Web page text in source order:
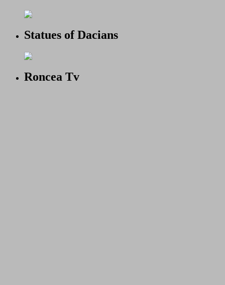
Statues of Dacians
Roncea Tv